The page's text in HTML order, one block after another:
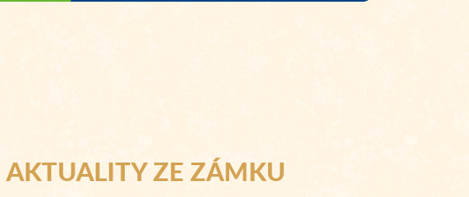
AKTUALITY ZE ZÁMKU